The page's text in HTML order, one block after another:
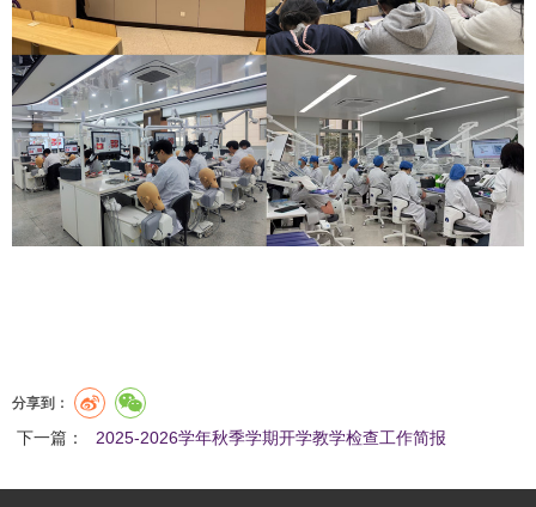
分享到：
下一篇： 2025-2026学年秋季学期开学教学检查工作简报